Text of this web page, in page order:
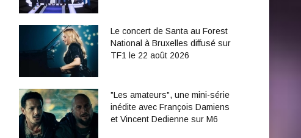
Le concert de Santa au Forest
National à Bruxelles diffusé sur
TF1 le 22 août 2026
"Les amateurs", une mini-série
inédite avec François Damiens
et Vincent Dedienne sur M6